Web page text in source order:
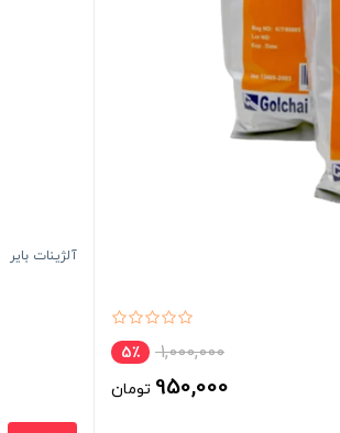
1,000,000 5٪
950,000 تومان
آلژینات بایر